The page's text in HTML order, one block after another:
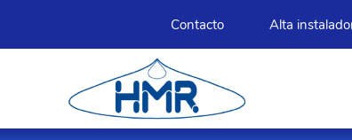
Contacto Alta